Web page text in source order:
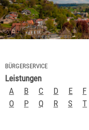
BÜRGERSERVICE
Leistungen
A
B C D E F
O
P Q R S T